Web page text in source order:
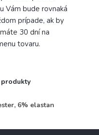
Vám bude rovnaká
prípade, ak by
30 dní na
tovaru.
6% elastan